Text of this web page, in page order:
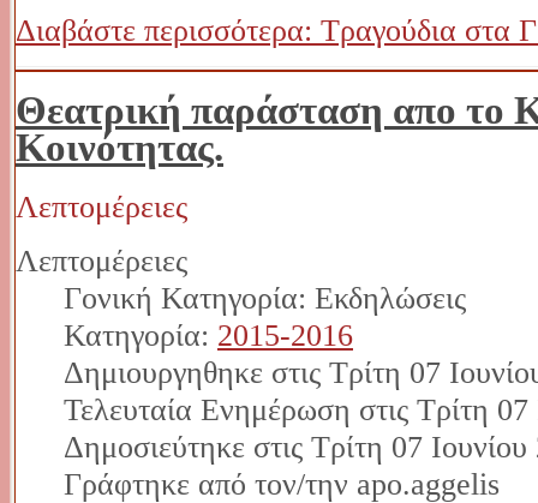
Διαβάστε περισσότερα: Τραγούδια στα
Θεατρική παράσταση απο
Κοινότητας.
Λεπτομέρειες
Λεπτομέρειες
Γονική Κατηγορία: Εκδηλώσεις
Κατηγορία: 2015-2016
Δημιουργηθηκε στις Τρίτη 07
Τελευταία Ενημέρωση στις Τρίτη
Δημοσιεύτηκε στις Τρίτη 07
Γράφτηκε από τον/την apo.aggelis